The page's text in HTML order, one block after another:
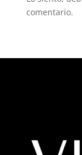
comentario.